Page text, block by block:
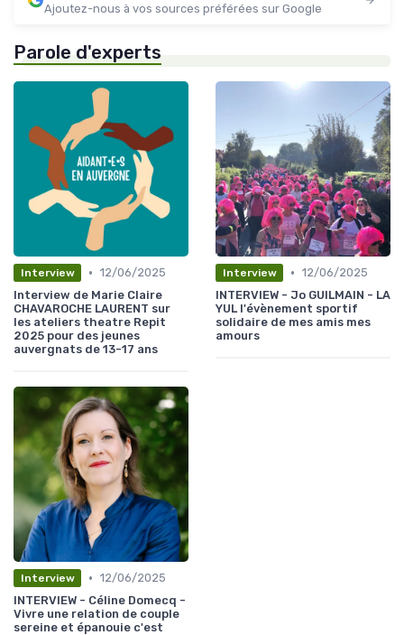
Ajoutez-nous à vos sources préférées sur Google
Parole d'experts
Interview • 12/06/2025
Interview de Marie Claire
CHAVAROCHE LAURENT sur
les ateliers theatre Repit
2025 pour des jeunes
auvergnats de 13-17 ans
Interview • 12/06/2025
INTERVIEW - Jo GUILMAIN - LA
YUL l'évènement sportif
solidaire de mes amis mes
amours
Interview • 12/06/2025
INTERVIEW - Céline Domecq -
Vivre une relation de couple
sereine et épanouie c'est